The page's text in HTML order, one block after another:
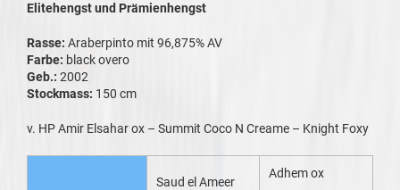
Elitehengst und Prämienhengst
Rasse: Araberpinto mit 96,875% AV
Farbe: black overo
Geb.: 2002
Stockmass: 150 cm
v. HP Amir Elsahar ox – Summit Coco N Creame – Knight Foxy
Saud el Ameer
Adhem ox